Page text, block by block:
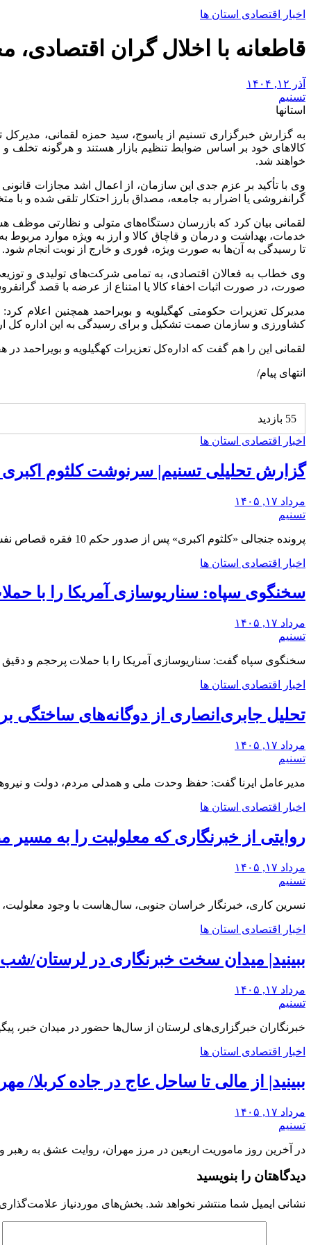
اخبار اقتصادی استان ها
قاطعانه با اخلال گران
آذر ۱۲, ۱۴۰۴
تسنیم
استانها
به گزارش خبرگزاری تسنیم از یاسوج، سید حمزه لقمانی،
کالاهای خود بر اساس ضوابط تنظیم بازار هستند و هرگونه
خواهند شد.
وی با تأکید بر عزم جدی این سازمان، از اعمال اشد مجازات قانونی
گرانفروشی یا اضرار به جامعه، مصداق بارز احتکار تلقی شده و با
لقمانی بیان کرد که بازرسان دستگاه‌های متولی و نظارتی موظف
خدمات، بهداشت و درمان و قاچاق کالا و ارز به ویژه موارد
تا رسیدگی به آن‌ها به صورت ویژه، فوری و خارج از نوبت انجام شود.
وی خطاب به فعالان اقتصادی، به تمامی شرکت‌های تولیدی و
صورت، در صورت اثبات اخفاء کالا یا امتناع از عرضه با قصد
مدیرکل تعزیرات حکومتی کهگیلویه و بویراحمد همچنین اعلام
کشاورزی و سازمان صمت تشکیل و برای رسیدگی به این اداره
لقمانی این را هم گفت که اداره‌کل تعزیرات کهگیلویه و بویراحمد در هفته جاری، پیش
انتهای پیام/
55 بازدید
اخبار اقتصادی استان ها
گزارش تحلیلی تسنیم| سرنوشت کلثوم
مرداد ۱۷, ۱۴۰۵
تسنیم
پرونده جنجالی «کلثوم اکبری» پس از صدور حکم 10 فقره قصاص نفس، همچنان در مسیر رسیدگی…
اخبار اقتصادی استان ها
سخنگوی سپاه: سناریوسازی آمریکا را با
مرداد ۱۷, ۱۴۰۵
تسنیم
سخنگوی سپاه گفت: سناریوسازی آمریکا را با حملات پرحجم‌‌ و دقیق‌
اخبار اقتصادی استان ها
تحلیل جابری‌انصاری از دوگانه‌های
مرداد ۱۷, ۱۴۰۵
تسنیم
مدیرعامل ایرنا گفت: حفظ وحدت ملی و همدلی مردم، دولت و
اخبار اقتصادی استان ها
روایتی از خبرنگاری که معلولیت را به مسیر
مرداد ۱۷, ۱۴۰۵
تسنیم
نسرین کاری، خبرنگار خراسان جنوبی، سال‌هاست با وجود
اخبار اقتصادی استان ها
ببینید| میدان سخت خبرنگاری در لرستان/‌
مرداد ۱۷, ۱۴۰۵
تسنیم
خبرنگاران خبرگزاری‌های لرستان از سال‌ها حضور در میدان خبر،
اخبار اقتصادی استان ها
ببینید| از مالی تا ساحل عاج در جاده کربلا/
مرداد ۱۷, ۱۴۰۵
تسنیم
در آخرین روز ماموریت اربعین در مرز مهران، روایت عشق به رهبر
دیدگاهتان را بنویسید
نشانی ایمیل شما منتشر نخواهد شد. بخش‌های موردنیاز